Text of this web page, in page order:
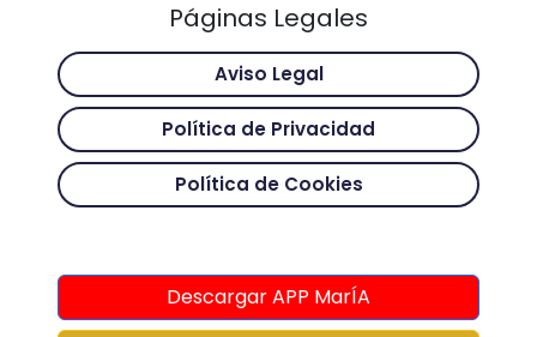
Páginas Legales
Aviso Legal
Política de Privacidad
Política de Cookies
Descargar APP MarÍA